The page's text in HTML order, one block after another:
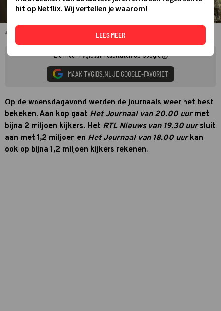
Loes Luca als Ingrid Bouwhuis in de serie Oogappels.
Zie meer TVgids.nl resultaten op Google
MAAK TVGIDS.NL JE GOOGLE-FAVORIET
Op de woensdagavond werden de journaals weer het best
bekeken. Aan kop gaat Het Journaal van 20.00 uurmet
bijna 2 miljoen kijkers. Het RTL Nieuws van 19.30 uursluit
aan met 1,2 miljoen en Het Journaal van 18.00 uurkan
ook op bijna 1,2 miljoen kijkers rekenen.
hit op Netflix. Wij vertellen je waarom!
LEES MEER